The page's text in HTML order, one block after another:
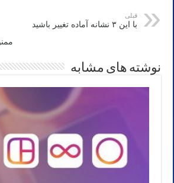
قبلی
با این ۳ نشانه آماده تغییر باشید
نوشته های مشابه